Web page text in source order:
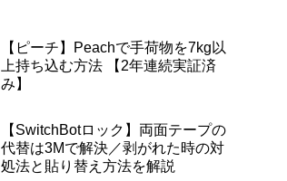
【ピーチ】Peachで手荷物を7kg以
上持ち込む方法 【2年連続実証済
み】
【SwitchBotロック】両面テープの
代替は3Mで解決／剥がれた時の対
処法と貼り替え方法を解説